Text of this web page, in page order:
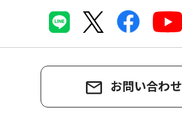
お問い合わせ